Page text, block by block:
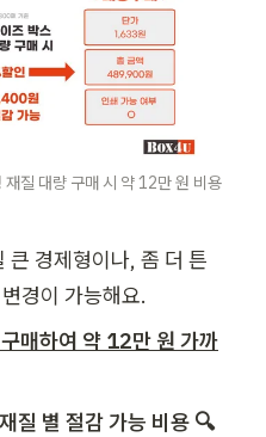
질 대량 구매 시 약 12만 원 비용
큰 경제형이나, 좀 더 튼
경이 가능해요.
매하여 약 12만 원 가까
질 별 절감 가능 비용 🔍